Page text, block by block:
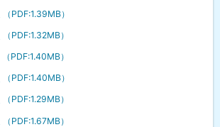
（PDF:1.39MB）
（PDF:1.32MB）
（PDF:1.40MB）
（PDF:1.40MB）
（PDF:1.29MB）
（PDF:1.67MB）